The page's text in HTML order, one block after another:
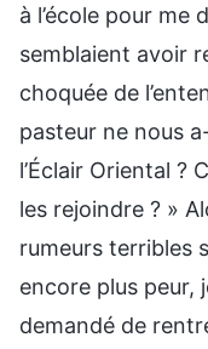
à l’école pour
semblaient avoir
choquée de
pasteur ne nous
l’Éclair Oriental ?
les rejoindre ? »
rumeurs terribles
encore plus peur,
demandé de